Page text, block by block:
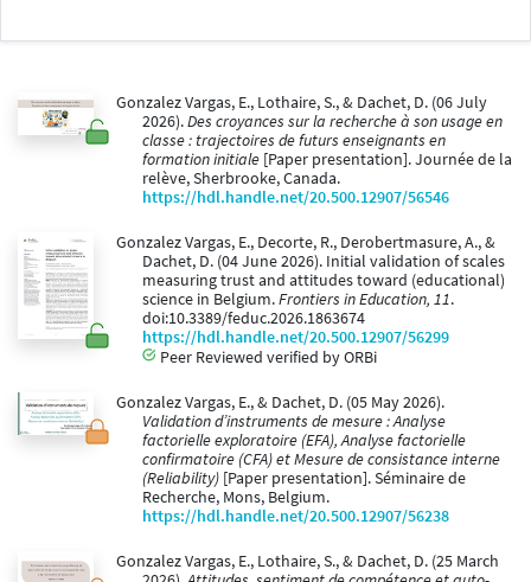
Gonzalez Vargas, E., Lothaire, S., & Dachet, D. (06 July
2026).Des croyances sur la recherche à son usage en
classe : trajectoires de futurs enseignants en
formation initiale [Paper presentation]. Journée de la
relève, Sherbrooke, Canada.
https://hdl.handle.net/20.500.12907/56546
Gonzalez Vargas, E., Decorte, R., Derobertmasure, A., &
Dachet, D. (04 June 2026). Initial validation of scales
measuring trust and attitudes toward (educational)
science in Belgium.Frontiers in Education, 11.
doi:10.3389/feduc.2026.1863674
https://hdl.handle.net/20.500.12907/56299
Peer Reviewed verified by ORBi
Gonzalez Vargas, E., & Dachet, D. (05 May 2026).
Validation d’instruments de mesure : Analyse
factorielle exploratoire (EFA), Analyse factorielle
confirmatoire (CFA) et Mesure de consistance interne
(Reliability) [Paper presentation]. Séminaire de
Recherche, Mons, Belgium.
https://hdl.handle.net/20.500.12907/56238
Gonzalez Vargas, E., Lothaire, S., & Dachet, D. (25 March